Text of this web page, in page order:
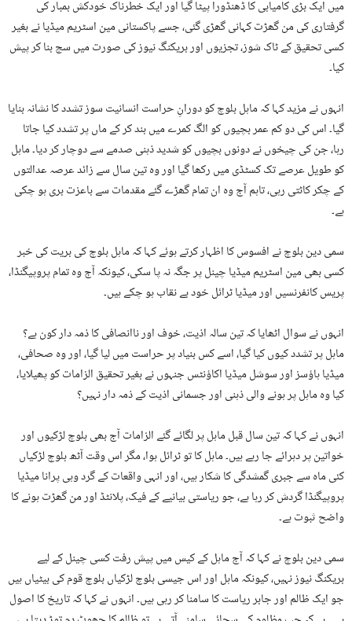
میں ایک بڑی کامیابی کا ڈھنڈورا پیٹا گیا اور ایک خطرناک خودکش بمبار کی
گرفتاری کی من گھڑت کہانی گھڑی گئی، جسے پاکستانی مین اسٹریم میڈیا نے بغیر
کسی تحقیق کے ٹاک شوز، تجزیوں اور بریکنگ نیوز کی صورت میں سچ بنا کر پیش
کیا۔
انہوں نے مزید کہا کہ ماہل بلوچ کو دورانِ حراست انسانیت سوز تشدد کا نشانہ بنایا
گیا۔ اس کی دو کم عمر بچیوں کو الگ کمرے میں بند کر کے ماں پر تشدد کیا جاتا
رہا، جن کی چیخوں نے دونوں بچیوں کو شدید ذہنی صدمے سے دوچار کر دیا۔ ماہل
کو طویل عرصے تک کسٹڈی میں رکھا گیا اور وہ تین سال سے زائد عرصہ عدالتوں
کے چکر کاٹتی رہی، تاہم آج وہ ان تمام گھڑے گئے مقدمات سے باعزت بری ہو چکی
ہے۔
سمی دین بلوچ نے افسوس کا اظہار کرتے ہوئے کہا کہ ماہل بلوچ کی بریت کی خبر
کسی بھی مین اسٹریم میڈیا چینل پر جگہ نہ پا سکی، کیونکہ آج وہ تمام پروپیگنڈا،
پریس کانفرنسیں اور میڈیا ٹرائل خود بے نقاب ہو چکے ہیں۔
انہوں نے سوال اٹھایا کہ تین سالہ اذیت، خوف اور ناانصافی کا ذمہ دار کون ہے؟
ماہل پر تشدد کیوں کیا گیا، اسے کس بنیاد پر حراست میں لیا گیا، اور وہ صحافی،
میڈیا ہاؤسز اور سوشل میڈیا اکاؤنٹس جنہوں نے بغیر تحقیق الزامات کو پھیلایا،
کیا وہ ماہل پر ہونے والی ذہنی اور جسمانی اذیت کے ذمہ دار نہیں؟
انہوں نے کہا کہ تین سال قبل ماہل پر لگائے گئے الزامات آج بھی بلوچ لڑکیوں اور
خواتین پر دہرائے جا رہے ہیں۔ ماہل کا تو ٹرائل ہوا، مگر اس وقت آٹھ بلوچ لڑکیاں
کئی ماہ سے جبری گمشدگی کا شکار ہیں، اور انہی واقعات کے گرد وہی پرانا میڈیا
پروپیگنڈا گردش کر رہا ہے، جو ریاستی بیانیے کے فیک، پلانٹڈ اور من گھڑت ہونے کا
واضح ثبوت ہے۔
سمی دین بلوچ نے کہا کہ آج ماہل کے کیس میں پیش رفت کسی چینل کے لیے
بریکنگ نیوز نہیں، کیونکہ ماہل اور اس جیسی بلوچ لڑکیاں بلوچ قوم کی بیٹیاں ہیں
جو ایک ظالم اور جابر ریاست کا سامنا کر رہی ہیں۔ انہوں نے کہا کہ تاریخ کا اصول